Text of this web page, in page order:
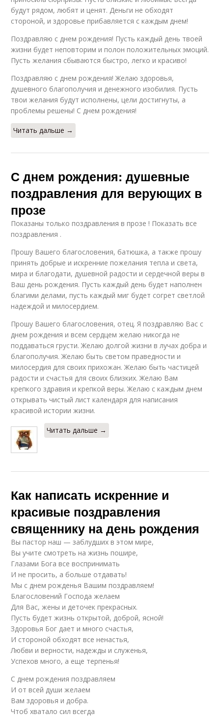
будут рядом, любят и ценят. Деньги не обходят
стороной, и здоровье прибавляется с каждым днем!
Поздравляю с днем рождения! Пусть каждый день твоей
жизни будет неповторим и полон положительных эмоций.
Пусть желания сбываются быстро, легко и красиво!
Поздравляю с днем рождения! Желаю здоровья,
душевного благополучия и денежного изобилия. Пусть
твои желания будут исполнены, цели достигнуты, а
проблемы решены! С днем рождения!
Читать дальше →
С днем рождения: душевные
поздравления для верующих в
прозе
Показаны только поздравления в прозе ! Показать все
поздравления .
Прошу Вашего благословения, батюшка, а также прошу
принять добрые и искренние пожелания тепла и света,
мира и благодати, душевной радости и сердечной веры в
Ваш день рождения. Пусть каждый день будет наполнен
благими делами, пусть каждый миг будет согрет светлой
надеждой и милосердием.
Прошу Вашего благословения, отец. Я поздравляю Вас с
днем рождения и всем сердцем желаю никогда не
поддаваться грусти. Желаю долгой жизни в лучах добра и
благополучия. Желаю быть светом праведности и
милосердия для своих прихожан. Желаю быть частицей
радости и счастья для своих близких. Желаю Вам
крепкого здравия и крепкой веры. Желаю с каждым днем
открывать чистый лист календаря для написания
красивой истории жизни.
Читать дальше →
Как написать искренние и
красивые поздравления
священнику на день рождения
Вы пастор наш — заблудших в этом мире,
Вы учите смотреть на жизнь пошире,
Глазами Бога все воспринимать
И не просить, а больше отдавать!
Мы с днем рожденья Вашим поздравляем!
Благословений Господа желаем
Для Вас, жены и деточек прекрасных.
Пусть будет жизнь открытой, доброй, ясной!
Здоровья Бог дает и много счастья,
И стороной обходят все ненастья,
Любви и верности, надежды и служенья,
Успехов много, а еще терпенья!
С днем рождения поздравляем
И от всей души желаем
Вам здоровья и добра.
Чтоб хватало сил всегда